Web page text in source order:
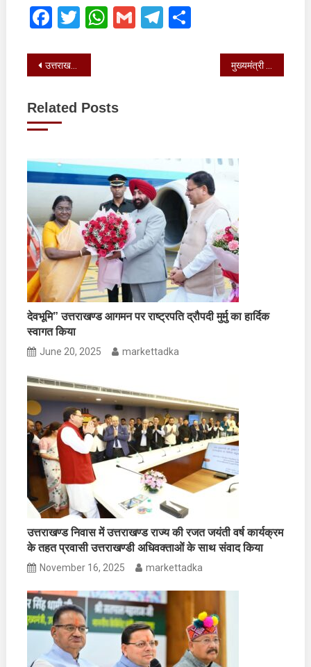
Facebook
Twitter
WhatsApp
GmailTelegram
Share
Post
उत्तराखण्ड में विशेष गहन पुनरीक्षण कार्यक्रम की विधिवत शुरु
Related Posts
देवभूमि” उत्तराखण्ड आगमन पर राष्ट्रपति द्रौपदी मुर्मु का हार्दिक
स्वागत किया
June 20, 2025 markettadka
उत्तराखण्ड निवास में उत्तराखण्ड राज्य की रजत जयंती वर्ष कार्यक्रम
के तहत प्रवासी उत्तराखण्डी अधिवक्ताओं के साथ संवाद किया
November 16, 2025 markettadka